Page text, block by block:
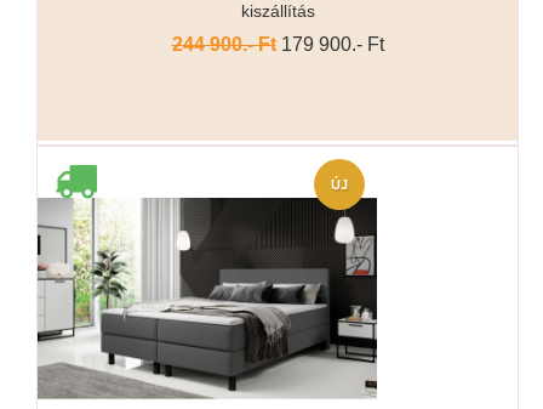
kiszállítás
244 900.- Ft179 900.- Ft
ÚJ